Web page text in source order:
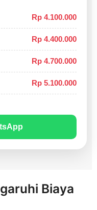
Rp 4.100.000
Rp 4.400.000
Rp 4.700.000
Rp 5.100.000
Biaya